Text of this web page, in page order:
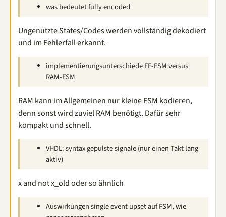
was bedeutet fully encoded
Ungenutzte States/Codes werden vollständig dekodiert
und im Fehlerfall erkannt.
implementierungsunterschiede FF-FSM versus
RAM-FSM
RAM kann im Allgemeinen nur kleine FSM kodieren,
denn sonst wird zuviel RAM benötigt. Dafür sehr
kompakt und schnell.
VHDL: syntax gepulste signale (nur einen Takt lang
aktiv)
x and not x_old oder so ähnlich
Auswirkungen single event upset auf FSM, wie